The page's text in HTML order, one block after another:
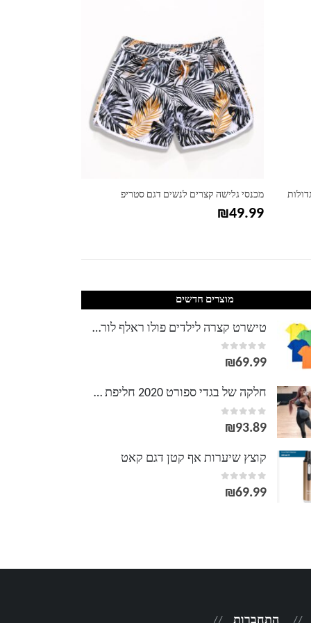
מכנסי גלישה קצרים לנשים דגם סטריפ
₪49.99
מוצרים חדשים
טישרט קצרה לילדים פולו ראלף לורן דגם קלאסיק
0
out of 5
₪69.99
חלקה של בגדי ספורט 2020 חליפת ספורט כושר Push Up סט יוגה בגדי כושר בגדי אימון
0
out of 5
₪93.89
קוצץ שיערות אף קטן דגם קאט
0
out of 5
₪69.99
התחברות